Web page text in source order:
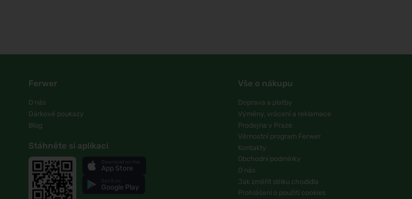
Ferwer
O nás
Dárkové poukazy
Blog
Stáhněte si aplikaci
App Store
Google Play
Vše o nákupu
Doprava a platby
Výměny, vrácení a reklamace
Prodejna v Praze
Věrnostní program Ferwer
Kontakty
Obchodní podmínky
O nás
Jak změřit délku chodidla
Prohlášení o použití cookies